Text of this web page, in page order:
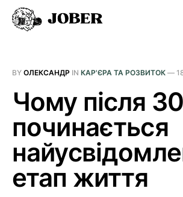
BY ОЛЕКСАНДР IN КАР'ЄРА ТА РОЗВИТОК —
Чому після 30
починається
етап життя